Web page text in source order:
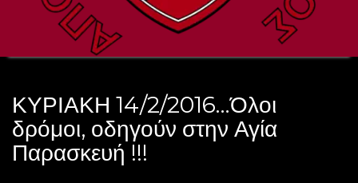
ΚΥΡΙΑΚΗ 14/2/2016…Όλοι
δρόμοι, οδηγούν στην Αγία
Παρασκευή !!!